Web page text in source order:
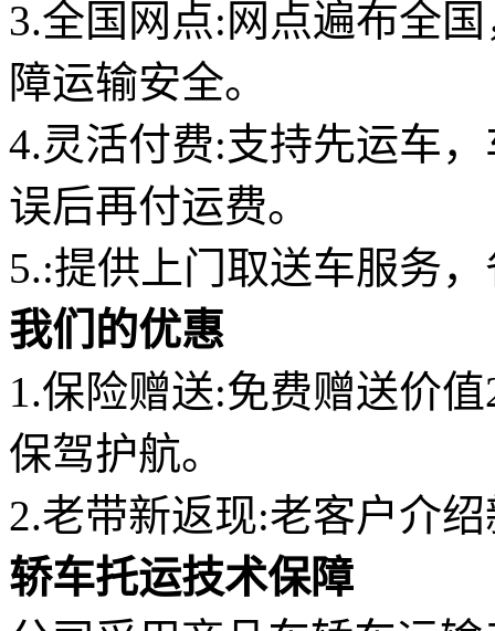
3.全国网点:网点遍布全
障运输安全。
4.灵活付费:支持先运车
误后再付运费。
5.:提供上门取送车服务
我们的优惠
1.保险赠送:免费赠送价
保驾护航。
2.老带新返现:老客户介
轿车托运技术保障